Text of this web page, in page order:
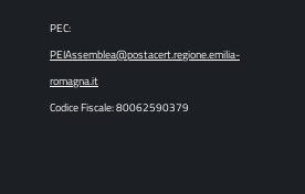
PEC:
PEIAssemblea@postacert.regione.emilia-
romagna.it
Codice Fiscale: 80062590379